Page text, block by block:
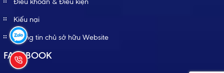
Kiếu nại
Thông tin chủ sở hữu Website
FACEBOOK